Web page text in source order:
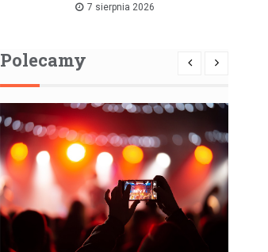
7 sierpnia 2026
Polecamy